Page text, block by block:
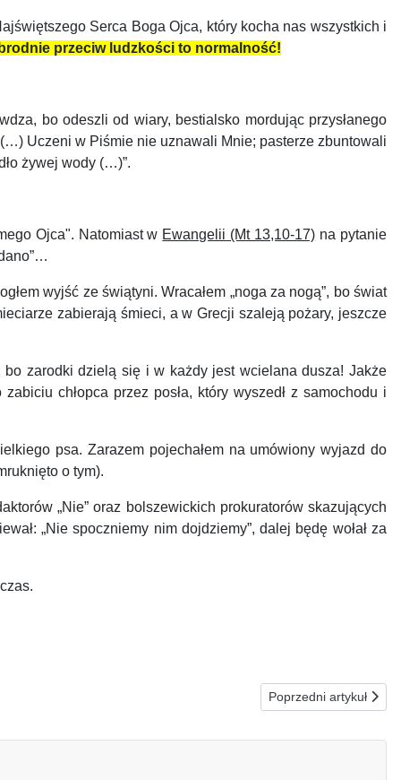
Serca Boga Ojca, który kocha nas wszystkich i
przeciw ludzkości to normalność!
bo odeszli od wiary, bestialsko mordując przysłanego
Uczeni w Piśmie nie uznawali Mnie; pasterze zbuntowali
żywej wody (…)”.
Ojca". Natomiast w Ewangelii (Mt 13,10-17) na pytanie
wyjść ze świątyni. Wracałem „noga za nogą”, bo świat
zabierają śmieci, a w Grecji szaleją pożary, jeszcze
zarodki dzielą się i w każdy jest wcielana dusza! Jakże
chłopca przez posła, który wyszedł z samochodu i
psa. Zarazem pojechałem na umówiony wyjazd do
o tym).
„Nie” oraz bolszewickich prokuratorów skazujących
„Nie spoczniemy nim dojdziemy”, dalej będę wołał za
Następna strona:
Poprzedni artykuł